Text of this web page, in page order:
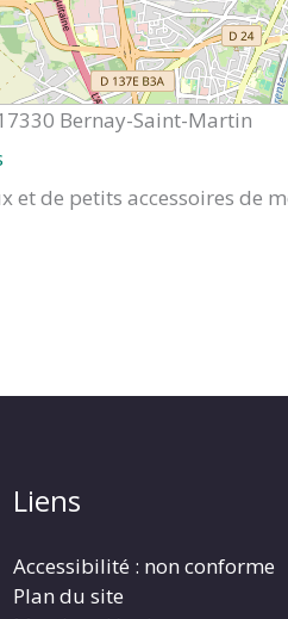
Bernay-Saint-Martin
et de petits accessoires de
Liens
Accessibilité : non conforme
Plan du site